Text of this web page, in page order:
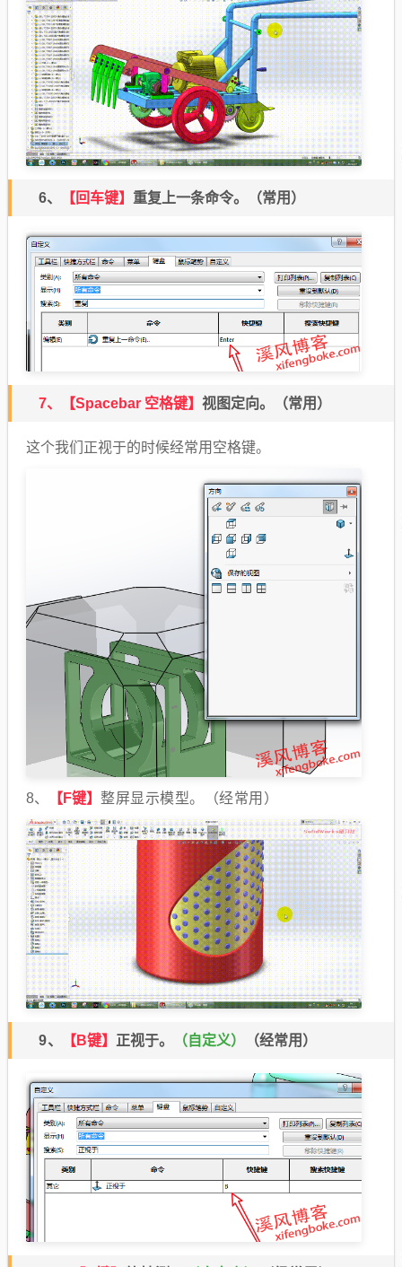
6、 【回车键】 重复上一条命令。 （常用）
7、【Spacebar 空格键】 视图定向。 （常用）
这个我们正视于的时候经常用空格键。
8、 【F键】 整屏显示模型。 （经常用）
9、 【B键】 正视于。 （自定义） （经常用）